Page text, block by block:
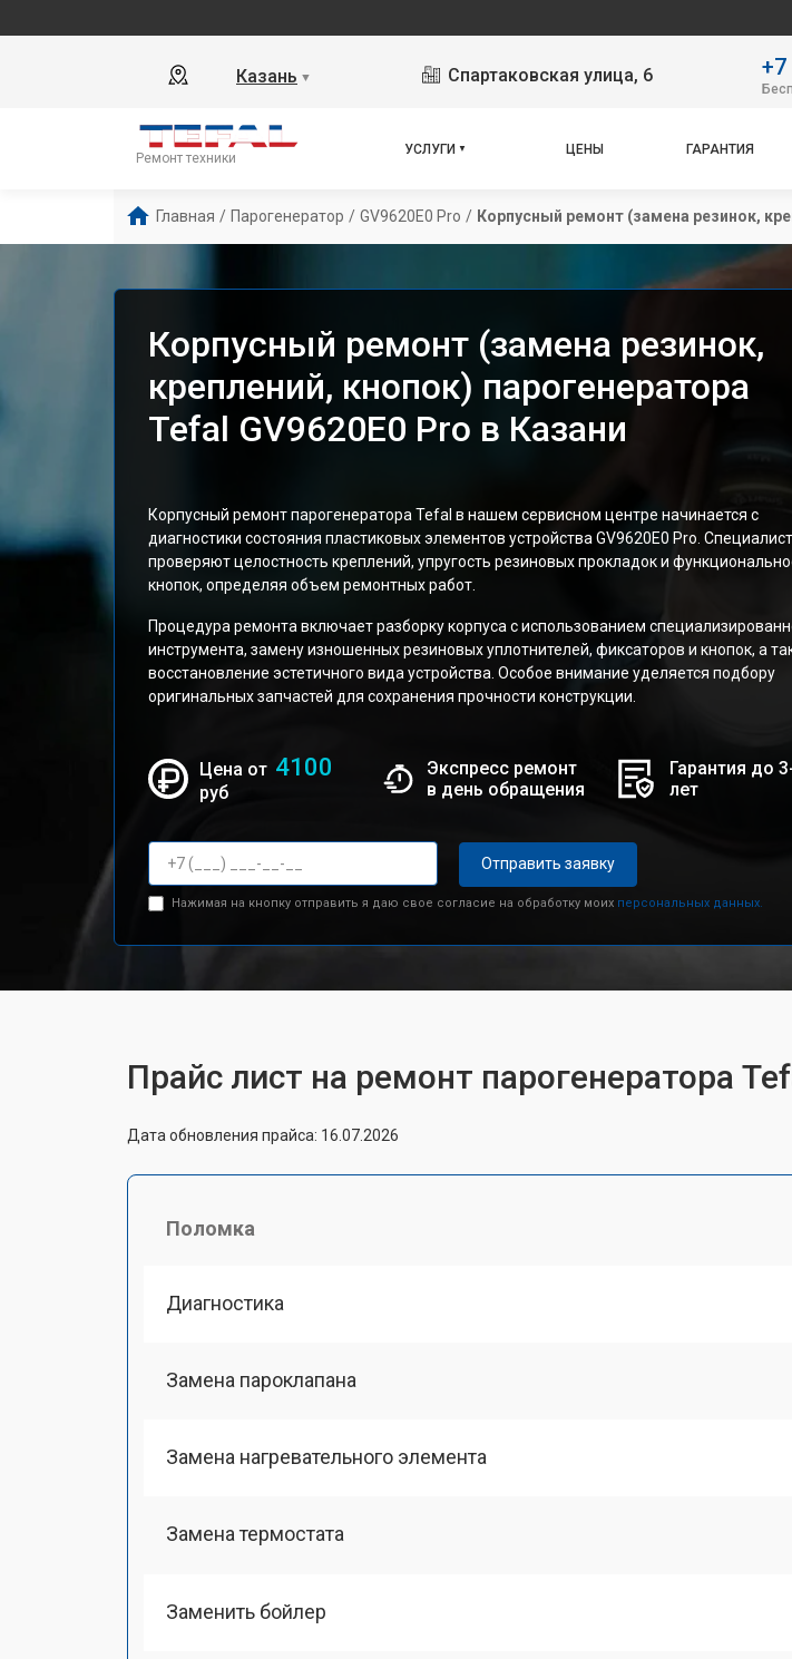
Казань ▼ Спартаковская улица, 6
Ремонт техники
УСЛУГИ ЦЕНЫ ГАРАНТИЯ
Главная / Парогенератор / GV9620E0 Pro / Корпусный ремонт (замена резинок,
Корпусный ремонт (замена резинок,
креплений, кнопок) парогенератора
Tefal GV9620E0 Pro в Казани
Корпусный ремонт парогенератора Tefal в нашем сервисном центре начинается с
диагностики состояния пластиковых элементов устройства GV9620E0 Pro.
проверяют целостность креплений, упругость резиновых прокладок и
кнопок, определяя объем ремонтных работ.
Процедура ремонта включает разборку корпуса с использованием
инструмента, замену изношенных резиновых уплотнителей, фиксаторов и кнопок, а
восстановление эстетичного вида устройства. Особое внимание уделяется подбору
оригинальных запчастей для сохранения прочности конструкции.
Цена от 4100
руб
Экспресс ремонт
в день обращения
Гарантия до
лет
Отправить заявку
Нажимая на кнопку отправить я даю свое согласие на обработку моих персональных данных.
Прайс лист на ремонт парогенератора
Дата обновления прайса: 16.07.2026
Поломка
Диагностика
Замена пароклапана
Замена нагревательного элемента
Замена термостата
Заменить бойлер